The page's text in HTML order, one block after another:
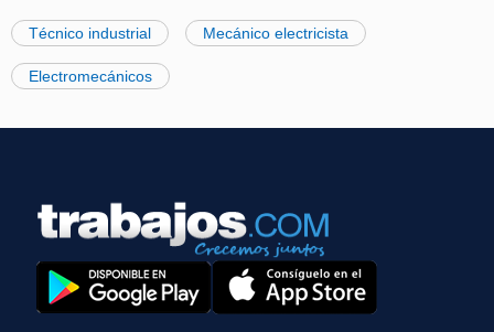
Técnico industrial Mecánico electricista
Electromecánicos